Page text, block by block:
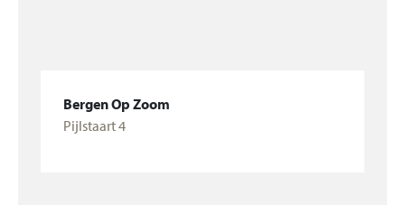
Bergen Op Zoom
Pijlstaart 4